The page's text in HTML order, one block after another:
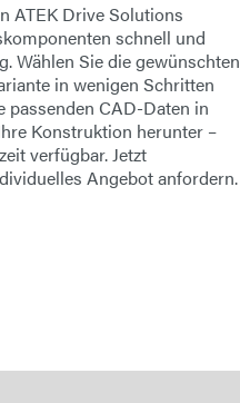
ATEK Drive Solutions
schnell und
Wählen Sie die gewünschten
in wenigen Schritten
passenden CAD-Daten in
Konstruktion herunter –
verfügbar.Jetzt
Angebot anfordern.